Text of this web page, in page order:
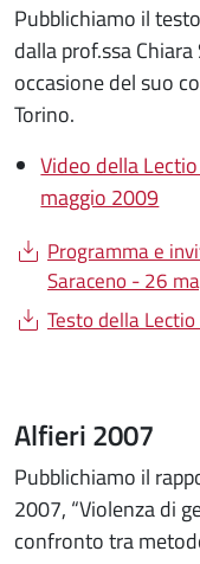
Pubblichiamo il
dalla prof.ssa
occasione del suo
Torino.
Video della
maggio 2009
Document
Programma e
Saraceno - 26
Document
Testo della
Alfieri 2007
Pubblichiamo il
2007, “Violenza di
confronto tra